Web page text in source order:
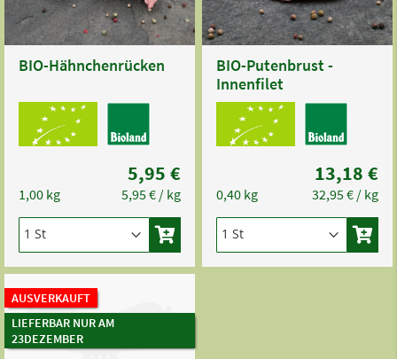
BIO-Hähnchenrücken
1,00 kg
5,95 €
5,95 €/ kg
BIO-Putenbrust -
Innenfilet
0,40 kg
13,18 €
32,95 €/ kg
AUSVERKAUFT
LIEFERBAR NUR AM
23DEZEMBER